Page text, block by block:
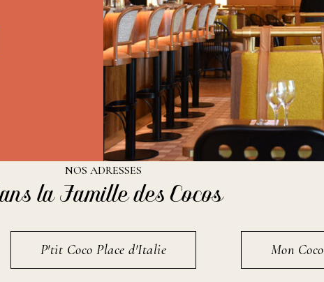
NOS ADRESSES
la Famille des Cocos
P'tit Coco Place d'Italie Mon Coco